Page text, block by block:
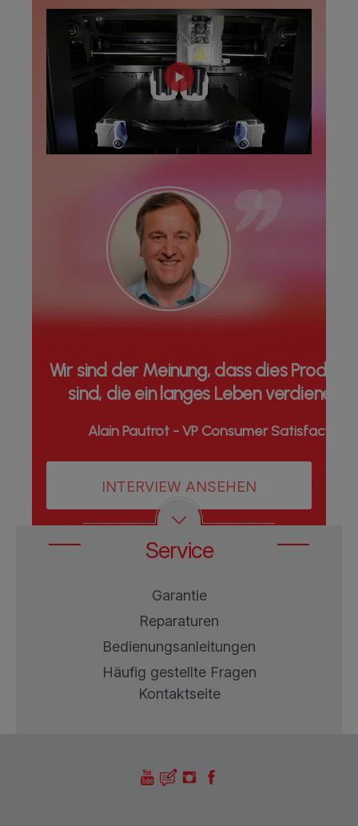
Wir sind der Meinung, dass dies
sind, die ein langes Leben verdienen
Alain Pautrot - VP Consumer Satisfaction
INTERVIEW ANSEHEN
Service
Garantie
Reparaturen
Bedienungsanleitungen
Häufig gestellte Fragen
Kontaktseite